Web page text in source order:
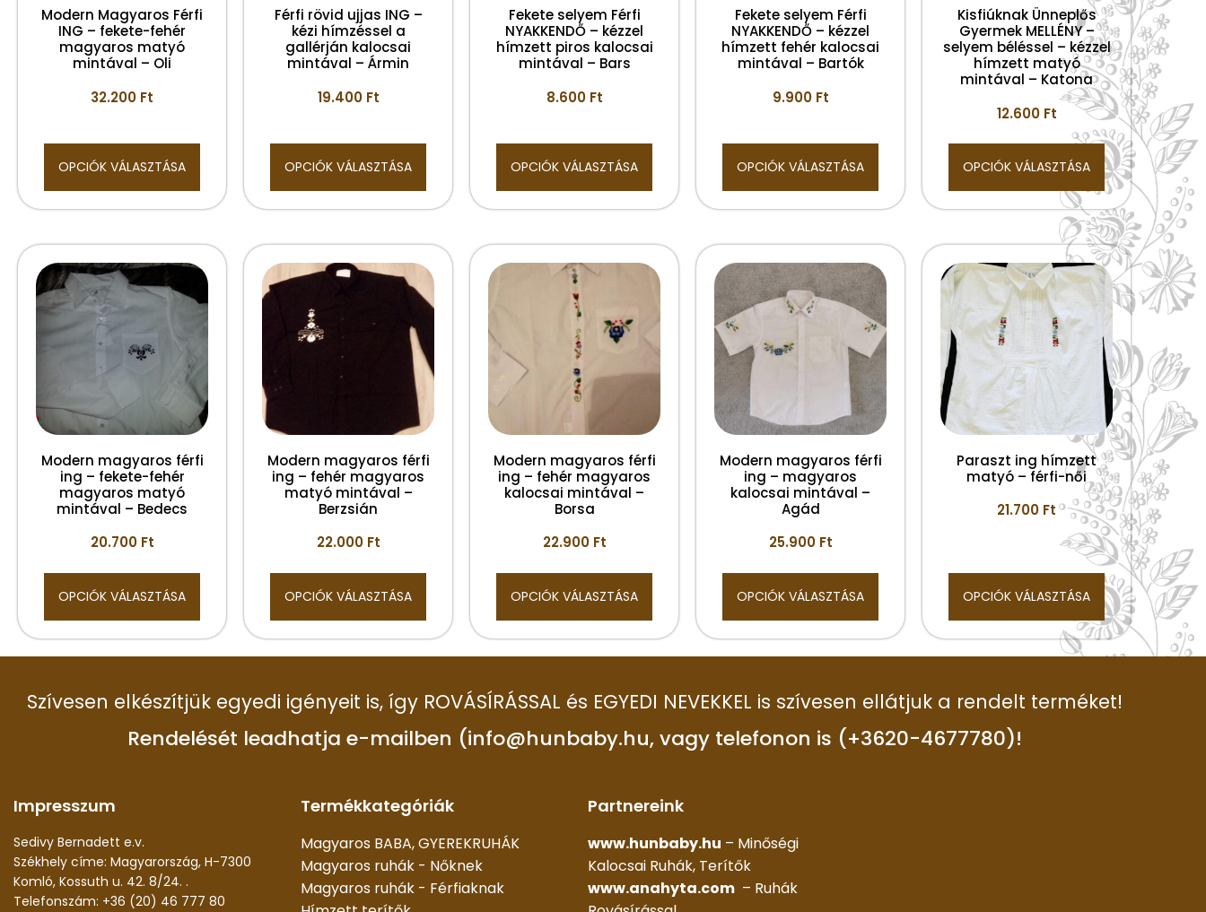
Modern Magyaros Férfi
ING – fekete-fehér
magyaros matyó
mintával – Oli
32.200 Ft
OPCIÓK VÁLASZTÁSA
Férfi rövid ujjas ING –
kézi hímzéssel a
gallérján kalocsai
mintával – Ármin
19.400 Ft
OPCIÓK VÁLASZTÁSA
Fekete selyem Férfi
NYAKKENDŐ – kézzel
hímzett piros kalocsai
mintával – Bars
8.600 Ft
OPCIÓK VÁLASZTÁSA
Fekete selyem Férfi
NYAKKENDŐ – kézzel
hímzett fehér kalocsai
mintával – Bartók
9.900 Ft
OPCIÓK VÁLASZTÁSA
Kisfiúknak Ünneplős
Gyermek MELLÉNY –
selyem béléssel – kézzel
hímzett matyó
mintával – Katona
12.600 Ft
OPCIÓK VÁLASZTÁSA
Modern magyaros férfi
ing – fekete-fehér
magyaros matyó
mintával – Bedecs
20.700 Ft
OPCIÓK VÁLASZTÁSA
Modern magyaros férfi
ing – fehér magyaros
matyó mintával –
Berzsián
22.000 Ft
OPCIÓK VÁLASZTÁSA
Modern magyaros férfi
ing – fehér magyaros
kalocsai mintával –
Borsa
22.900 Ft
OPCIÓK VÁLASZTÁSA
Modern magyaros férfi
ing – magyaros
kalocsai mintával –
Agád
25.900 Ft
OPCIÓK VÁLASZTÁSA
Paraszt ing hímzett
matyó – férfi-női
21.700 Ft
OPCIÓK VÁLASZTÁSA
Szívesen elkészítjük egyedi igényeit is, így ROVÁSÍRÁSSAL és EGYEDI NEVEKKEL is szívesen ellátjuk a rendelt terméket!
Rendelését leadhatja e-mailben (info@hunbaby.hu, vagy telefonon is (+3620-4677780)!
Impresszum
Sedivy Bernadett e.v.
Székhely címe: Magyarország, H-7300
Komló, Kossuth u. 42. 8/24. .
Telefonszám: +36 (20) 46 777 80
Termékkategóriák
Magyaros BABA, GYEREKRUHÁK
Magyaros ruhák - Nőknek
Magyaros ruhák - Férfiaknak
Partnereink
www.hunbaby.hu – Minőségi
Kalocsai Ruhák, Terítők
www.anahyta.com – Ruhák